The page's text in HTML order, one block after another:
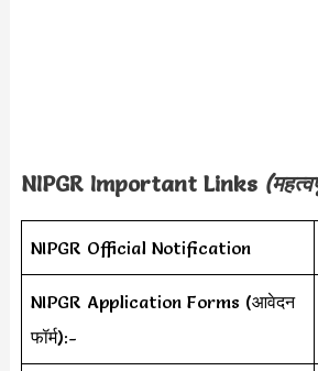
NIPGR Important Links
NIPGR Official Notification
NIPGR Application Forms (आवेदन
फॉर्म):-